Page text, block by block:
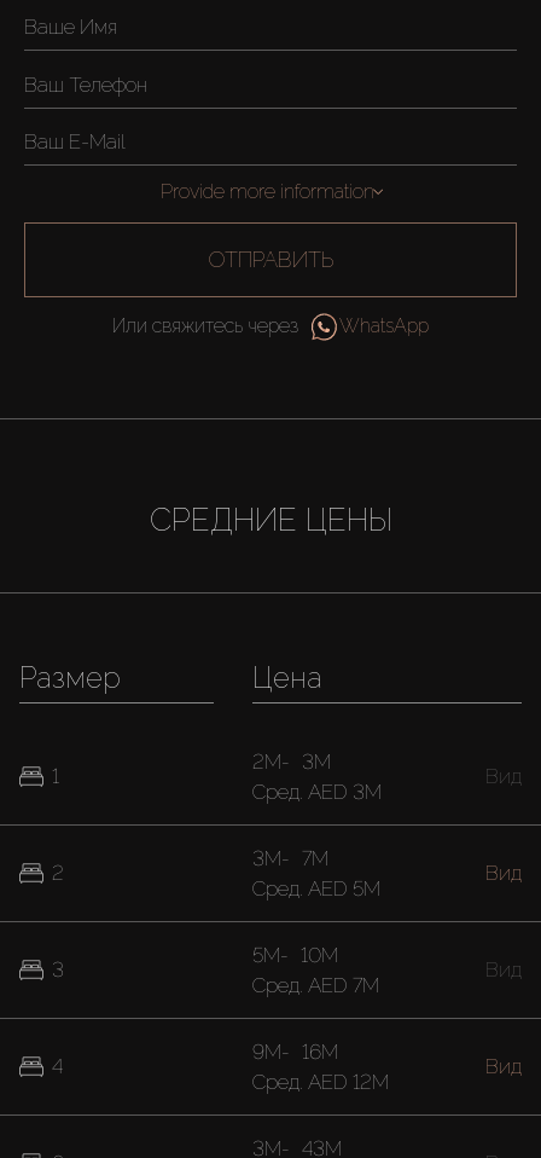
Provide more information
ОТПРАВИТЬ
Или свяжитесь через WhatsApp
СРЕДНИЕ ЦЕНЫ
Размер
1
2
3
4
Цена
2M- 3M
Cред. AED 3M
Вид
3M- 7M
Cред. AED 5M
Вид
5M- 10M
Cред. AED 7M
Вид
9M- 16M
Cред. AED 12M
Вид
3M- 43M